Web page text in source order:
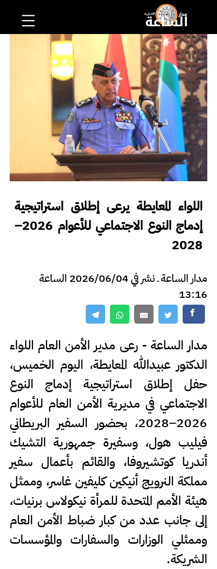
اللواء المعايطة يرعى إطلاق استراتيجية
إدماج النوع الاجتماعي للأعوام 2026–
2028
مدار الساعة ـ نشر في 2026/06/04 الساعة
13:16
مدار الساعة - رعى مدير الأمن العام اللواء
الدكتور عبيدالله المعايطة، اليوم الخميس،
حفل إطلاق استراتيجية إدماج النوع
الاجتماعي في مديرية الأمن العام للأعوام
2026–2028، بحضور السفير البريطاني
فيليب هول، وسفيرة جمهورية التشيك
أندريا كوتشيروفا، والقائم بأعمال سفير
مملكة النرويج أنيكين كليفين غاسر، وممثل
هيئة الأمم المتحدة للمرأة نيكولاس برنيات،
إلى جانب عدد من كبار ضباط الأمن العام
وممثلي الوزارات والسفارات والمؤسسات
الشريكة.